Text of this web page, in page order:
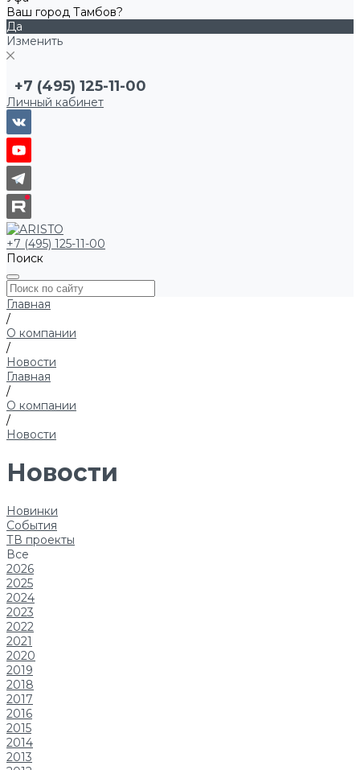
Ваш город Тамбов?
Да
Изменить
+7 (495) 125-11-00
Личный кабинет
+7 (495) 125-11-00
Поиск
Главная
/
О компании
/
Новости
Главная
/
О компании
/
Новости
Новости
Новинки
События
ТВ проекты
Все
2026
2025
2024
2023
2022
2021
2020
2019
2018
2017
2016
2015
2014
2013